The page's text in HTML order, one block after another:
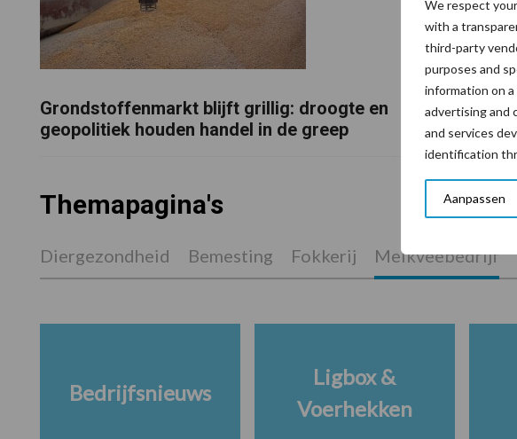
We respect
with a
third-party
purposes and
information on
advertising and
and services
identification
Aanpassen
Grondstoffenmarkt blijft grillig: droogte en
geopolitiek houden handel in de greep
De
Themapagina's
Diergezondheid Bemesting Fokkerij Melkveebedrijf
Bedrijfsnieuws
Ligbox &
Voerhekken